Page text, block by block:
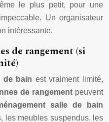
le plus petit, pour une
impeccable. Un organisateur
intéressante.
de rangement (si
de bain est vraiment limité,
de rangement peuvent
salle de bain
les meubles suspendus, les